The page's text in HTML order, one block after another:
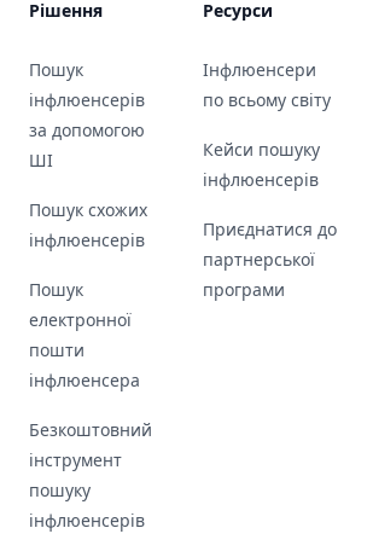
Рішення
Пошук
інфлюенсерів
за допомогою
ШІ
Пошук схожих
інфлюенсерів
Пошук
електронної
пошти
інфлюенсера
Безкоштовний
інструмент
пошуку
інфлюенсерів
Ресурси
Інфлюенсери
по всьому світу
Кейси пошуку
інфлюенсерів
Приєднатися до
партнерської
програми